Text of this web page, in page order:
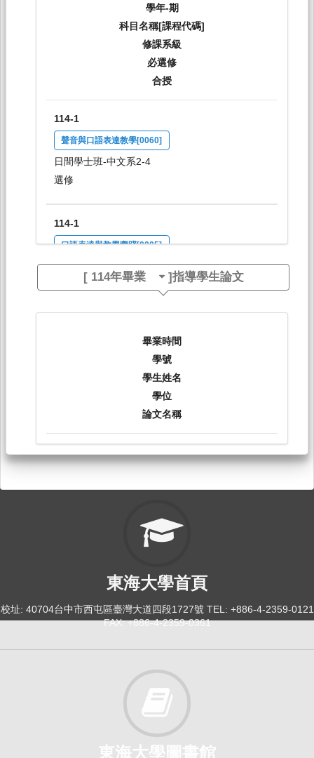
學年-期
科目名稱[課程代碼]
修課系級
必選修
合授
114-1
聲音與口語表達教學[0060]
日間學士班-中文系2-4
選修
114-1
口語表達與教學實踐[0005]
日間學士班-共選修1-4(文學院開)
日間學士班-國際學院不分系1
114-2
校外實習-口語表達與教學實習[0060]
日間學士班-中文系2-4
[ 114年畢業 ]指導學生論文
畢業時間
學號
學生姓名
學位
論文名稱
東海大學首頁
校址: 40704台中市西屯區臺灣大道四段1727號 TEL: +886-4-2359-0121
FAX: +886-4-2359-0361
東海大學圖書館